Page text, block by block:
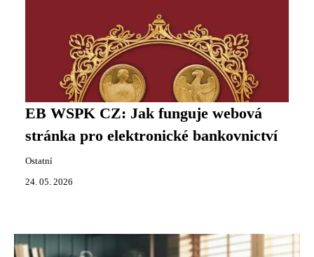
EB WSPK CZ: Jak funguje webová
stránka pro elektronické bankovnictví
Ostatní
24. 05. 2026